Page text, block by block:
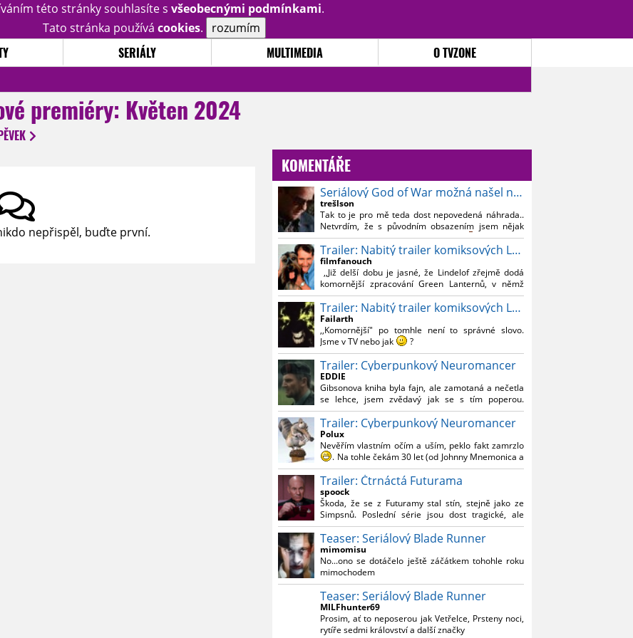
této stránky souhlasíte s všeobecnými podmínkami.
Tato stránka používá cookies. rozumím
SERIÁLY MULTIMEDIA O TVZONE
premiéry: Květen 2024
nepřispěl, buďte první.
KOMENTÁŘE
Seriálový God of War možná našel nového Kratose
trešlson
Tak to je pro mě teda dost nepovedená náhrada..
Netvrdím, že s původním obsazením jsem nějak
souznil, ale Bautistu fakt nemusim..
Trailer: Nabitý trailer komiksových Lanterns
filmfanouch
,,Již delší dobu je jasné, že Lindelof zřejmě dodá
komornější zpracování Green Lanternů, v němž
nebude moc prostoru na vesmírné blbnutí, o to více
se ovšem bude moci nová adaptace odprostit třeba
od filmového Green Lanterna s Ryanem
Reynoldsem.´´ Co je na tom nesrozumitelného?
Trailer: Nabitý trailer komiksových Lanterns
Failarth
,,Komornější" po tomhle není to správné slovo.
Jsme v TV nebo jak
?
Nebál bych se říct, že to vypadá skvěle jak po
stránce kvantity materiálu, tak i formou.
Výběr Ulricha Tomsena pro mě velké překvapení a
velmi zajímavá volba bravo.
Chandler je lepší a lepší s každou novou scénou.
Komiksy to mají ted´těžké, paradoxně tomu škodí
to všechno kolem (DC nebo MCU to je buřt) , ale
nezasloužilo by si to zářez jen kvůli tomu. Držím
tomu palce.
Trailer: Cyberpunkový Neuromancer
EDDIE
Gibsonova kniha byla fajn, ale zamotaná a nečetla
se lehce, jsem zvědavý jak se s tím poperou.
Grafický román jsem nevěděl, že existuje.
Trailer: Cyberpunkový Neuromancer
Polux
Nevěřím vlastním očím a uším, peklo fakt zamrzlo
. Na tohle čekám 30 let (od Johnny Mnemonica a
tehdejšího zjištění z časopisů, kdo je to Gibson a co
je jeho debutová kniha zač), přičemž 25 let (od
Matrixu, který pojem cyberpunk dostal do
povědomí i obyčejného diváka a nikoliv fanouška
žánru) marně doufám, že si po řadě "duchovních
nástupců", kteří přišli poté (Ghost In The Shell, Alita:
Battle Angel, Altered Carbon, Blade Runner 2049,
Cyberpunk 2077, atd.), někdo konečně vzpomene i
na bibli cyberpunku, se kterou to všechno začalo.
Teď už nezbývá nic jiného než se tiše modlit a
doufat, že to bude stát za to
. Plus kudos za
sázku na seriál a nikoliv film, snad tvůrci tu výsadu
násobně větší stopáže náležitě využijí.
Trailer: Čtrnáctá Futurama
spoock
Škoda, že se z Futuramy stal stín, stejně jako ze
Simpsnů. Poslední série jsou dost tragické, ale
třeba se objeví nějaký zajímavý scénárista.
Nedávno začala vycházet nová řada Ricka a
Mortyho a já z úžasem zjistil, že se na to dá opět
koukat.
Teaser: Seriálový Blade Runner
mimomisu
No...ono se dotáčelo ještě záčátkem tohohle roku
mimochodem
Teaser: Seriálový Blade Runner
MILFhunter69
Prosim, ať to neposerou jak Vetřelce, Prsteny noci,
rytíře sedmi království a další značky